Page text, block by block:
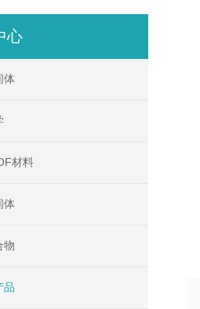
心
体
材料
体
物
品